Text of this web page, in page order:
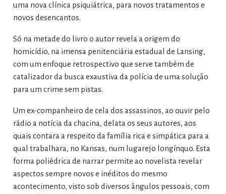
uma nova clínica psiquiátrica, para novos tratamentos e
novos desencantos.
Só na metade do livro o autor revela a origem do
homicídio, na imensa penitenciária estadual de Lansing,
com um enfoque retrospectivo que serve também de
catalizador da busca exaustiva da polícia de uma solução
para um crime sem pistas.
Um ex-companheiro de cela dos assassinos, ao ouvir pelo
rádio a notícia da chacina, delata os seus autores, aos
quais contara a respeito da família rica e simpática para a
qual trabalhara, no Kansas, num lugarejo longínquo. Esta
forma poliédrica de narrar permite ao novelista revelar
aspectos sempre novos e inéditos do mesmo
acontecimento, visto sob diversos ângulos pessoais, com